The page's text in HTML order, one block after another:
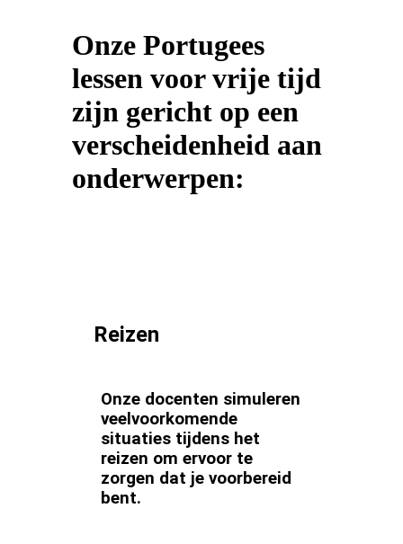
Onze Portugees
lessen voor vrije tijd
zijn gericht op een
verscheidenheid aan
onderwerpen:
Reizen
Onze docenten simuleren
veelvoorkomende
situaties tijdens het
reizen om ervoor te
zorgen dat je voorbereid
bent.